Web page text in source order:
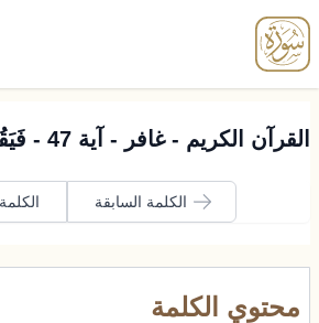
القرآن الكريم - غافر - آية 47 - فَيَقُولُ
الكلمة السابقة الكلمة
محتوي الكلمة